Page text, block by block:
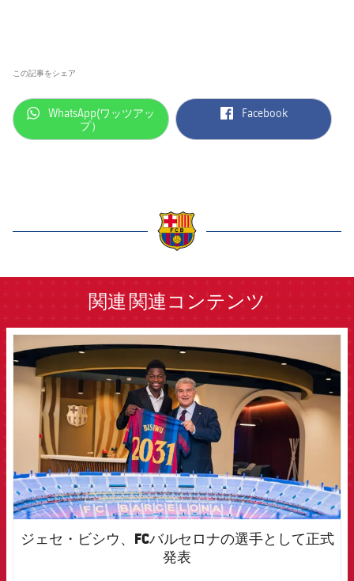
この記事をシェア
label.aria.whatsapp
WhatsApp(ワッツアッ
プ）
label.aria.facebook
Facebook
関連 関連コンテンツ
FCB Barcelona badge
ジェセ・ビシウ、FCバルセロナの選手として正式
発表